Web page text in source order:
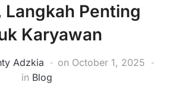
Langkah Penting
Karyawan
Adzkia on October 1, 2025
in Blog